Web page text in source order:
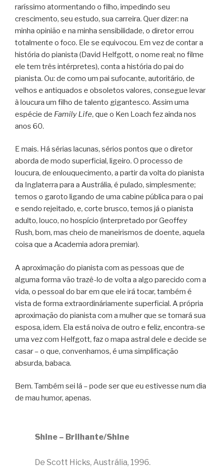
raríssimo atormentando o filho, impedindo seu
crescimento, seu estudo, sua carreira. Quer dizer: na
minha opinião e na minha sensibilidade, o diretor errou
totalmente o foco. Ele se equivocou. Em vez de contar a
história do pianista (David Helfgott, o nome real; no filme
ele tem três intérpretes), conta a história do pai do
pianista. Ou: de como um pai sufocante, autoritário, de
velhos e antiquados e obsoletos valores, consegue levar
à loucura um filho de talento gigantesco. Assim uma
espécie de Family Life, que o Ken Loach fez ainda nos
anos 60.
E mais. Há sérias lacunas, sérios pontos que o diretor
aborda de modo superficial, ligeiro. O processo de
loucura, de enlouquecimento, a partir da volta do pianista
da Inglaterra para a Austrália, é pulado, simplesmente;
temos o garoto ligando de uma cabine pública para o pai
e sendo rejeitado, e, corte brusco, temos já o pianista
adulto, louco, no hospício (interpretado por Geoffey
Rush, bom, mas cheio de maneirismos de doente, aquela
coisa que a Academia adora premiar).
A aproximação do pianista com as pessoas que de
alguma forma vão trazê-lo de volta a algo parecido com a
vida, o pessoal do bar em que ele irá tocar, também é
vista de forma extraordináriamente superficial. A própria
aproximação do pianista com a mulher que se tornará sua
esposa, idem. Ela está noiva de outro e feliz, encontra-se
uma vez com Helfgott, faz o mapa astral dele e decide se
casar – o que, convenhamos, é uma simplificação
absurda, babaca.
Bem. Também sei lá – pode ser que eu estivesse num dia
de mau humor, apenas.
Shine – Brilhante/Shine
De Scott Hicks, Austrália, 1996.